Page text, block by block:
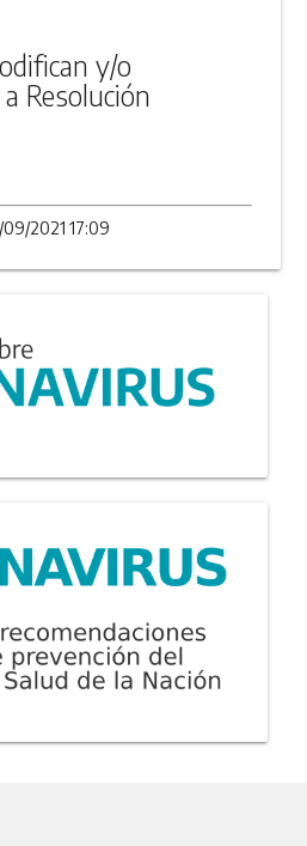
y/o
Resolución
2021 17:09